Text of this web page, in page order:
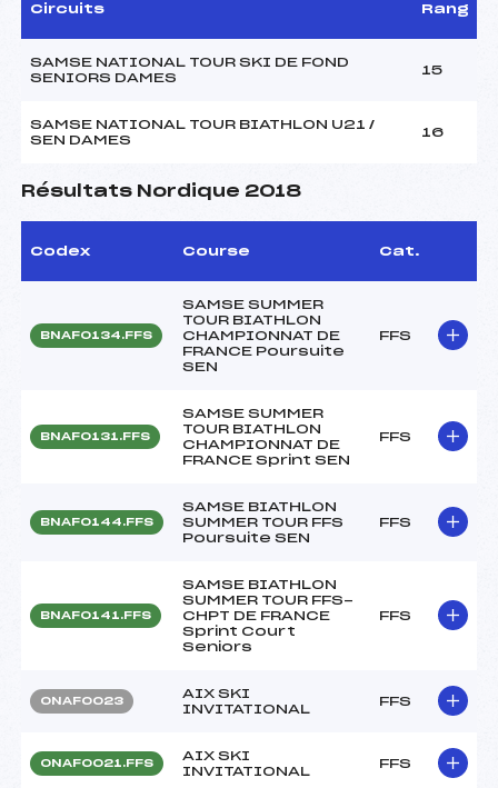
Circuits Rang
SAMSE NATIONAL TOUR SKI DE FOND
SENIORS DAMES
15
SAMSE NATIONAL TOUR BIATHLON U21 /
SEN DAMES
16
Résultats Nordique 2018
Codex Course Cat.
BNAF0134.FFS
SAMSE SUMMER
TOUR BIATHLON
CHAMPIONNAT DE
FRANCE Poursuite
SEN
FFS
BNAF0131.FFS
SAMSE SUMMER
TOUR BIATHLON
CHAMPIONNAT DE
FRANCE Sprint SEN
FFS
BNAF0144.FFS
SAMSE BIATHLON
SUMMER TOUR FFS
Poursuite SEN
FFS
BNAF0141.FFS
SAMSE BIATHLON
SUMMER TOUR FFS-
CHPT DE FRANCE
Sprint Court
Seniors
FFS
ONAF0023
AIX SKI
INVITATIONAL
FFS
ONAF0021.FFS
AIX SKI
INVITATIONAL
FFS